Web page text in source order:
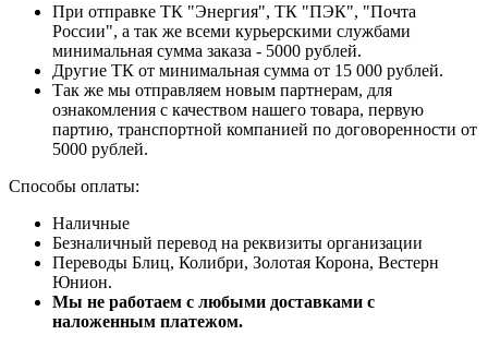
При отправке ТК "Энергия", ТК "ПЭК", "Почта
России", а так же всеми курьерскими службами
минимальная сумма заказа - 5000 рублей.
Другие ТК от минимальная сумма от 15 000 рублей.
Так же мы отправляем новым партнерам, для
ознакомления с качеством нашего товара, первую
партию, транспортной компанией по договоренности от
5000 рублей.
Способы оплаты:
Наличные
Безналичный перевод на реквизиты организации
Переводы Блиц, Колибри, Золотая Корона, Вестерн
Юнион.
Мы не работаем с любыми доставками с
наложенным платежом.